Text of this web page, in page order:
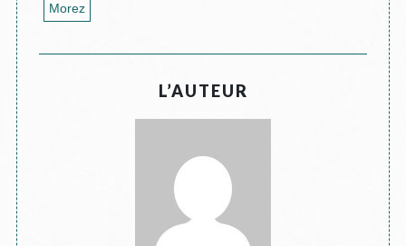
Morez
L’AUTEUR